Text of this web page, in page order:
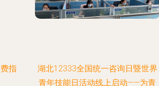
指
湖北12333全国统一咨询日暨世界
青年技能日活动线上启动——为青